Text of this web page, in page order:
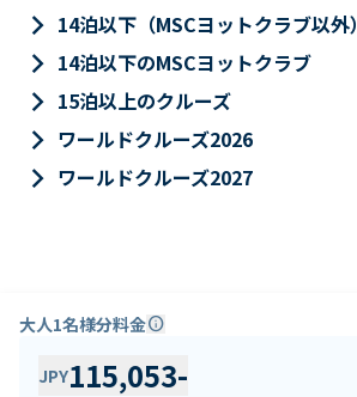
keyboard_arrow_right 14泊以下（MSCヨットクラブ以外）
keyboard_arrow_right 14泊以下のMSCヨットクラブ
keyboard_arrow_right 15泊以上のクルーズ
keyboard_arrow_right ワールドクルーズ2026
keyboard_arrow_right ワールドクルーズ2027
大人1名様分料金info
JPY115,053-